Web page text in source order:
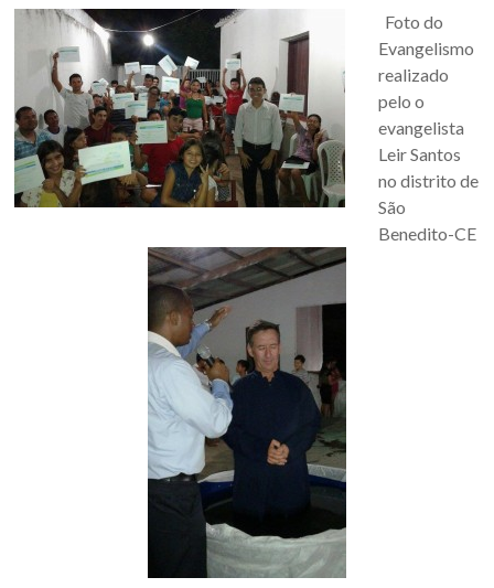
Foto do
Evangelismo
realizado
pelo o
evangelista
Leir Santos
no distrito de
São
Benedito-CE